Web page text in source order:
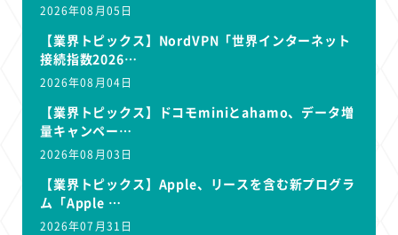
2026年08月05日
【業界トピックス】NordVPN「世界インターネット
接続指数2026…
2026年08月04日
【業界トピックス】ドコモminiとahamo、データ増
量キャンペー…
2026年08月03日
【業界トピックス】Apple、リースを含む新プログラ
ム「Apple …
2026年07月31日